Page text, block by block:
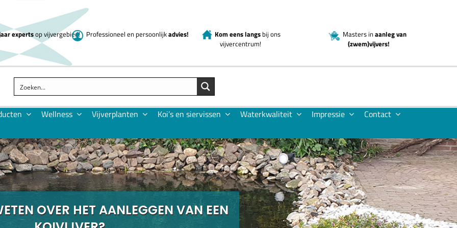
expertsop vijvergebied! Professioneel en persoonlijkadvies! Kom eens langs bij ons
vijvercentrum!
Masters inaanleg van
(zwem)vijvers!
Wellness Vijverplanten Koi’s en siervissen Waterkwaliteit Impressie
Contact
OVER HET AANLEGGEN VAN EEN